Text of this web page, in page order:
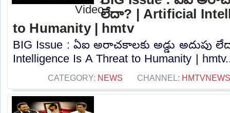
లేదా? | Artificial
to Humanity | hmtv
BIG Issue : ఏఐ అరాచకాలకు అడ్డు అదుపు
Intelligence Is A Threat to Humanity |
CATEGORY: NEWS CHANNEL: HMTVNEWS